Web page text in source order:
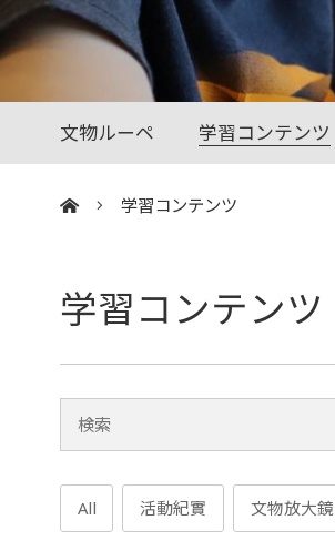
文物ルーペ 学習コンテンツ
学習コンテンツ
学習コンテンツ
All 活動紀實 文物放大鏡